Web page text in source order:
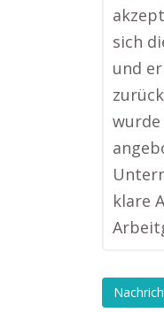
sich
und
klare